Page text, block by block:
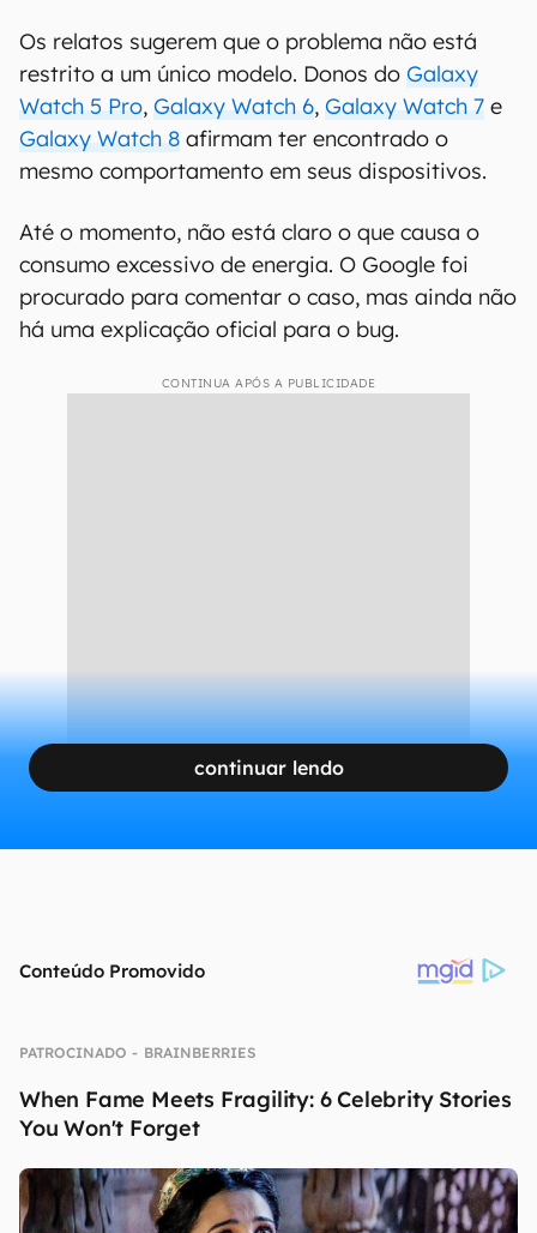
Os relatos sugerem que o problema não está
restrito a um único modelo. Donos do Galaxy
Watch 5 Pro, Galaxy Watch 6, Galaxy Watch 7 e
Galaxy Watch 8 afirmam ter encontrado o
mesmo comportamento em seus dispositivos.
Até o momento, não está claro o que causa o
consumo excessivo de energia. O Google foi
procurado para comentar o caso, mas ainda não
há uma explicação oficial para o bug.
CONTINUA APÓS A PUBLICIDADE
continuar lendo